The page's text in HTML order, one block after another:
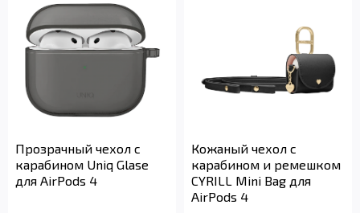
Прозрачный чехол с
карабином Uniq Glase
для AirPods 4
Кожаный чехол с
карабином и ремешком
CYRILL Mini Bag для
AirPods 4